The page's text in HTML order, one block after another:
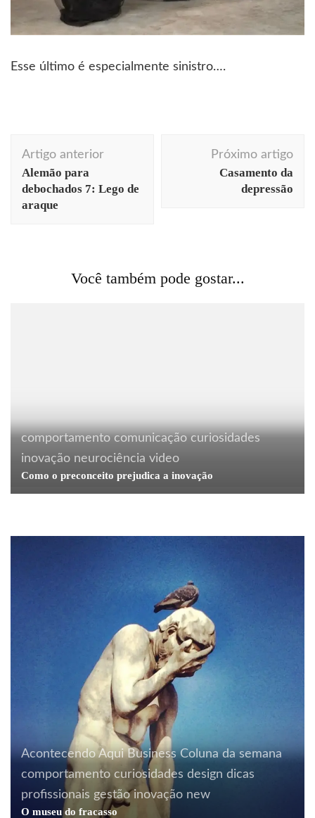
Esse último é especialmente sinistro….
Navegação
de
post
Artigo anterior
Alemão para
debochados 7: Lego de
araque
Próximo artigo
Casamento da
depressão
Você também pode gostar...
comportamento comunicação curiosidades
inovação neurociência video
Como o preconceito prejudica a inovação
Acontecendo Aqui boas maneiras Coluna da
semana comida comportamento
cotidiano curiosidades
Pirulito que não bate
Acontecendo Aqui Business Coluna da semana
comportamento curiosidades design dicas
profissionais gestão inovação new
O museu do fracasso